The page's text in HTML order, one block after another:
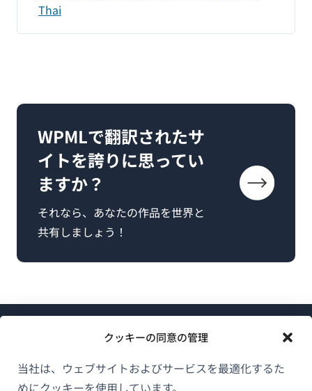
クッキーの同意の管理
当社は、ウェブサイトおよびサービスを最適化するた
めにクッキーを使用しています。
Thai
WPMLで翻訳されたサ
イトを誇りに思ってい
ますか？
それなら、あなたの作品を世界と
共有しましょう！